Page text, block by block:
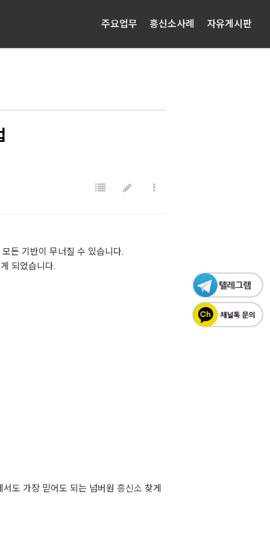
주요업무 흥신소사례 자유게시판
든 기반이 무너질 수 있습니다.
되었습니다.
서도 가장 믿어도 되는 넘버원 흥신소 찾게